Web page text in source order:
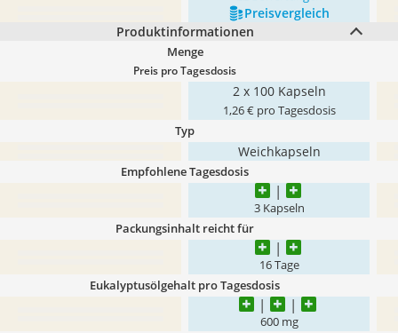
Preis­vergleich
Produktinformationen
Menge
Preis pro Tagesdosis
2 x 100 Kapseln
1,26 € pro Tagesdosis
Typ
Weichkapseln
Empfohlene Tagesdosis
3 Kapseln
Packungsinhalt reicht für
16 Tage
Eukalyptusölgehalt pro Tagesdosis
600 mg